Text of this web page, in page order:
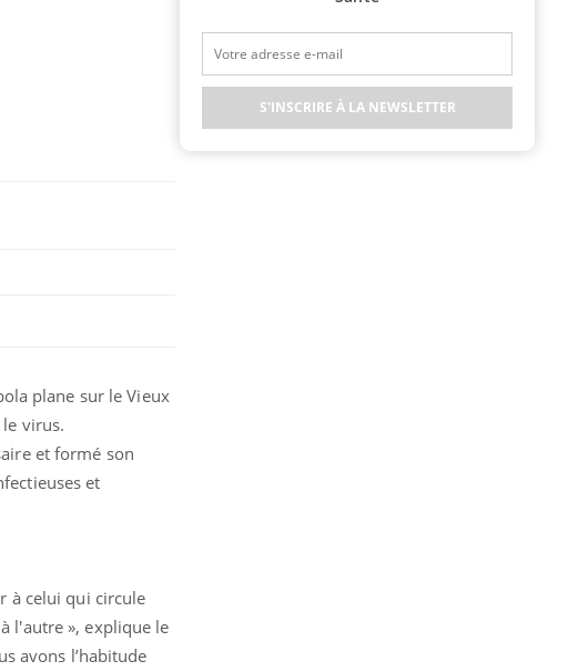
plane sur le Vieux
virus.
et formé son
et
à celui qui circule
l'autre », explique le
avons l’habitude
S'INSCRIRE À LA NEWSLETTER